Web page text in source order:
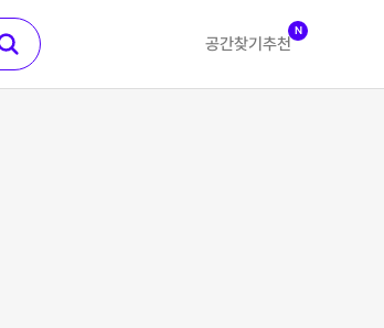
공간찾기 추천
N